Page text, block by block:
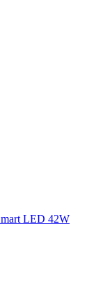
LED 42W